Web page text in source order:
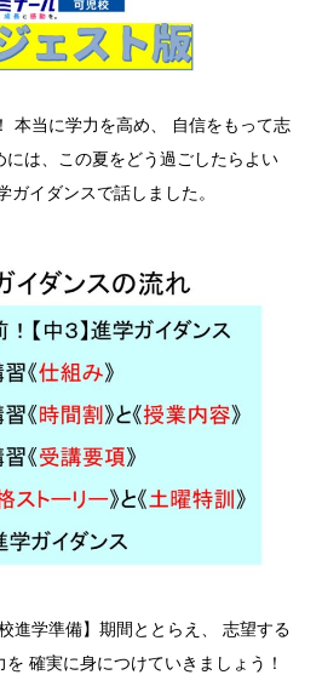
本当に学力を高め、 自信をもって志
は、この夏をどう過ごしたらよい
イダンスで話しました。
進学準備】期間ととらえ、 志望する
確実に身につけていきましょう！